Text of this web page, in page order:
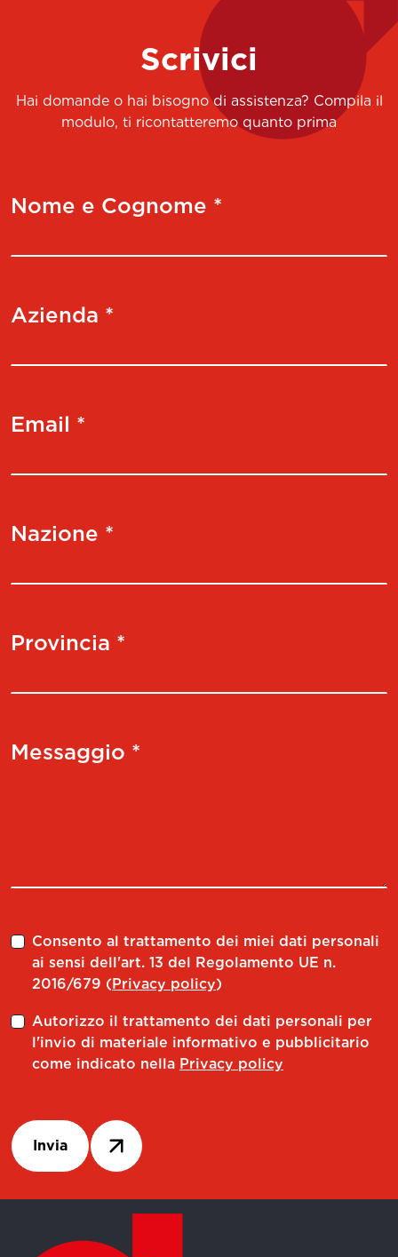
Scrivici
Hai domande o hai bisogno di assistenza? Compila il
modulo, ti ricontatteremo quanto prima
Nome e Cognome *
Azienda *
Email *
Nazione *
Provincia *
Messaggio *
Consento al trattamento dei miei dati personali
ai sensi dell'art. 13 del Regolamento UE n.
2016/679 (Privacy policy)
Autorizzo il trattamento dei dati personali per
l'invio di materiale informativo e pubblicitario
come indicato nella Privacy policy
Invia